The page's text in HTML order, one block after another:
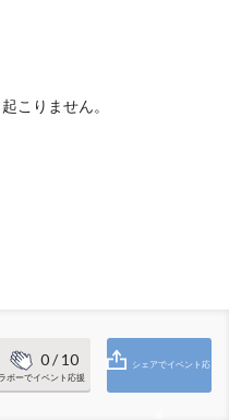
こりません。
0/ 10
ボーでイベント応援
シェアでイベント応